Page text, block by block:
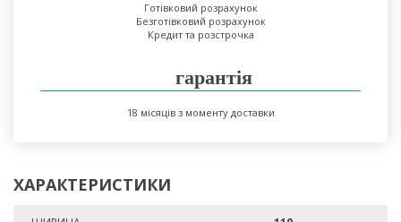
Готівковий розрахунок
Безготівковий розрахунок
Кредит та розстрочка
гарантія
18 місяців з моменту доставки
ХАРАКТЕРИСТИКИ